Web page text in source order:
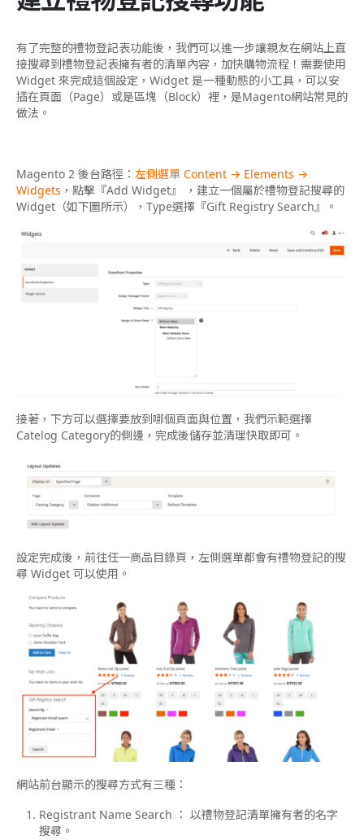
有了完整的禮物登記表功能後，我們可以進一步讓親友在網站上直
接搜尋到禮物登記表擁有者的清單內容，加快購物流程！需要使用
Widget 來完成這個設定，Widget 是一種動態的小工具，可以安
插在頁面（Page）或是區塊（Block）裡，是Magento網站常見的
做法。
Magento 2 後台路徑： 左側選單 Content → Elements →
Widgets ，點擊『Add Widget』 ，建立一個屬於禮物登記搜尋的
Widget（如下圖所示），Type選擇『Gift Registry Search』。
接著，下方可以選擇要放到哪個頁面與位置，我們示範選擇
Catelog Category的側邊，完成後儲存並清理快取即可。
設定完成後，前往任一商品目錄頁，左側選單都會有禮物登記的搜
尋 Widget 可以使用。
網站前台顯示的搜尋方式有三種：
Registrant Name Search ： 以禮物登記清單擁有者的名字
搜尋。